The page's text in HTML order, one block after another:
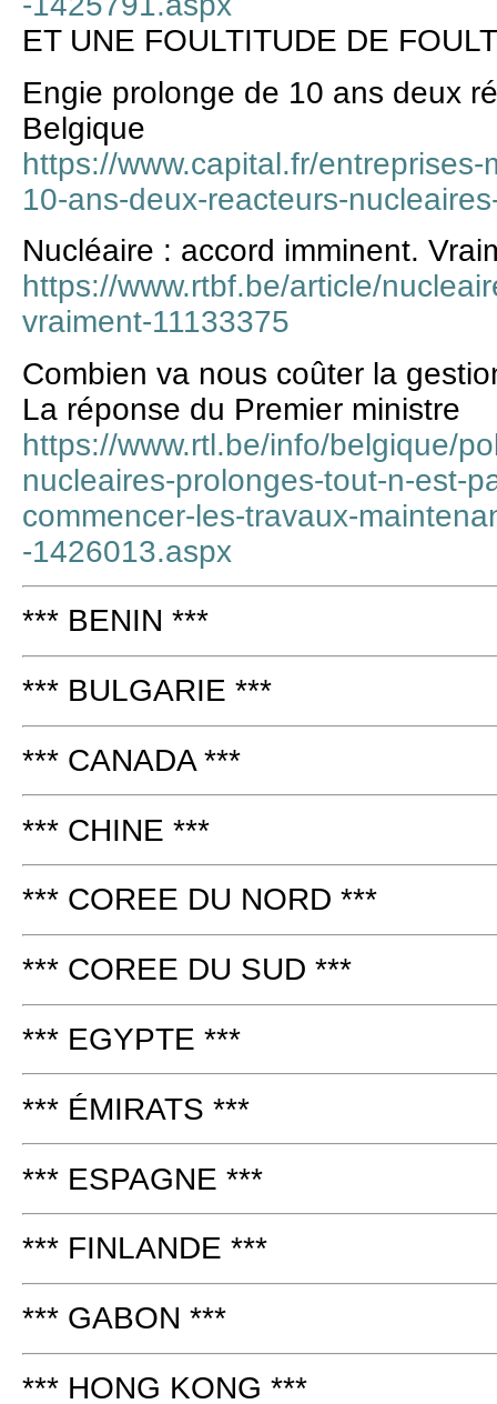
ET UNE FOULTITUDE DE
Engie prolonge de 10 ans deux
Belgique
https://www.capital.fr/
10-ans-deux-reacteurs-
Nucléaire : accord imminent.
https://www.rtbf.be/article/
vraiment-11133375
Combien va nous coûter la
La réponse du Premier ministre
https://www.rtl.be/info/belgique/
nucleaires-prolonges-tout-n-est-
commencer-les-travaux-
-1426013.aspx
*** BENIN ***
*** BULGARIE ***
*** CANADA ***
*** CHINE ***
*** COREE DU NORD ***
*** COREE DU SUD ***
*** EGYPTE ***
*** ÉMIRATS ***
*** ESPAGNE ***
*** FINLANDE ***
*** GABON ***
*** HONG KONG ***